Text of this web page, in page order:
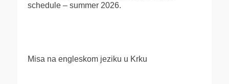
schedule – summer 2026.
Misa na engleskom jeziku u Krku